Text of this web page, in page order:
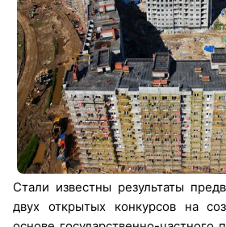
Стали известны результаты
двух открытых конкурсов на